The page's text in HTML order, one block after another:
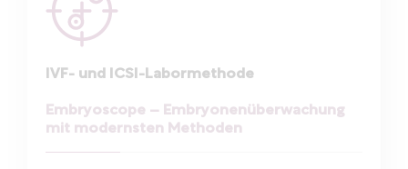
IVF- und ICSI-Labormethode
Embryoscope – Embryonenüberwachung
mit modernsten Methoden